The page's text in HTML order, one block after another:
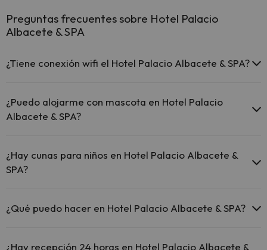
Preguntas frecuentes sobre Hotel Palacio
Albacete & SPA
¿Tiene conexión wifi el Hotel Palacio Albacete & SPA?
el hotel.
El Hotel Palacio Albacete & SPA ofrece Wi-Fi gratuito en
¿Puedo alojarme con mascota en Hotel Palacio
Albacete & SPA?
¿Hay cunas para niños en Hotel Palacio Albacete &
SPA?
(solicítalo antes de iniciar tu viaje).
¿Qué puedo hacer en Hotel Palacio Albacete & SPA?
actividades (algunas pueden ser de pago).
¿Hay recepción 24 horas en Hotel Palacio Albacete &